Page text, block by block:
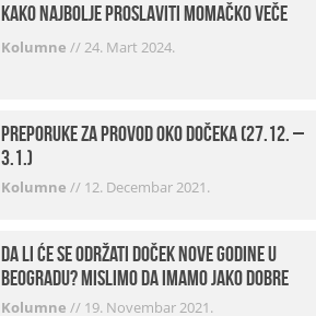
Kako najbolje proslaviti momačko veče
Kolumne //24. Mart 2024.
Preporuke za provod oko dočeka (27.12. –
3.1.)
Kolumne // 12. Decembar 2021.
Da li će se održati doček Nove godine u
Beogradu? Mislimo da imamo jako DOBRE
VESTI!
Kolumne // 19. Novembar 2021.